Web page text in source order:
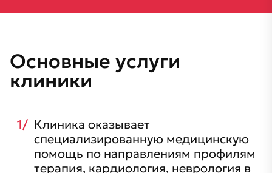
Основные услуги
клиники
Клиника оказывает
специализированную медицинскую
помощь по направлениям профилям
терапия, кардиология, неврология в